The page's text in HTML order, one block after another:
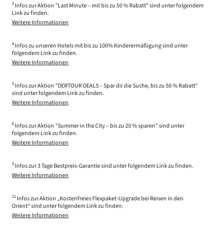
3 Infos zur Aktion "Last Minute – mit bis zu 50 % Rabatt" sind unter folgendem
Link zu finden.
Weitere Informationen
4 Infos zu unseren Hotels mit bis zu 100% Kinderermäßigung sind unter
folgendem Link zu finden.
Weitere Informationen
5 Infos zur Aktion "DERTOUR DEALS – Spar dir die Suche, bis zu 50 % Rabatt"
sind unter folgendem Link zu finden.
Weitere Informationen
6 Infos zur Aktion "Summer in the City – bis zu 20 % sparen" sind unter
folgendem Link zu finden.
Weitere Informationen
9 Infos zur 3 Tage Bestpreis-Garantie sind unter folgendem Link zu finden.
Weitere Informationen
11 Infos zur Aktion „Kostenfreies Flexpaket-Upgrade bei Reisen in den
Orient“ sind unter folgendem Link zu finden:
Weitere Informationen